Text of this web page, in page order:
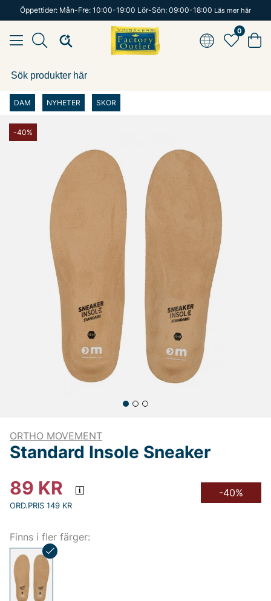
Öppettider: Mån-Fre: 10:00-19:00 Lör-Sön: 09:00-18:00 Läs mer här
0
DAM NYHETER SKOR
-40%
ORTHO MOVEMENT
Standard Insole Sneaker
89 KR
ORD.PRIS 149 KR
-40%
Finns i fler färger: